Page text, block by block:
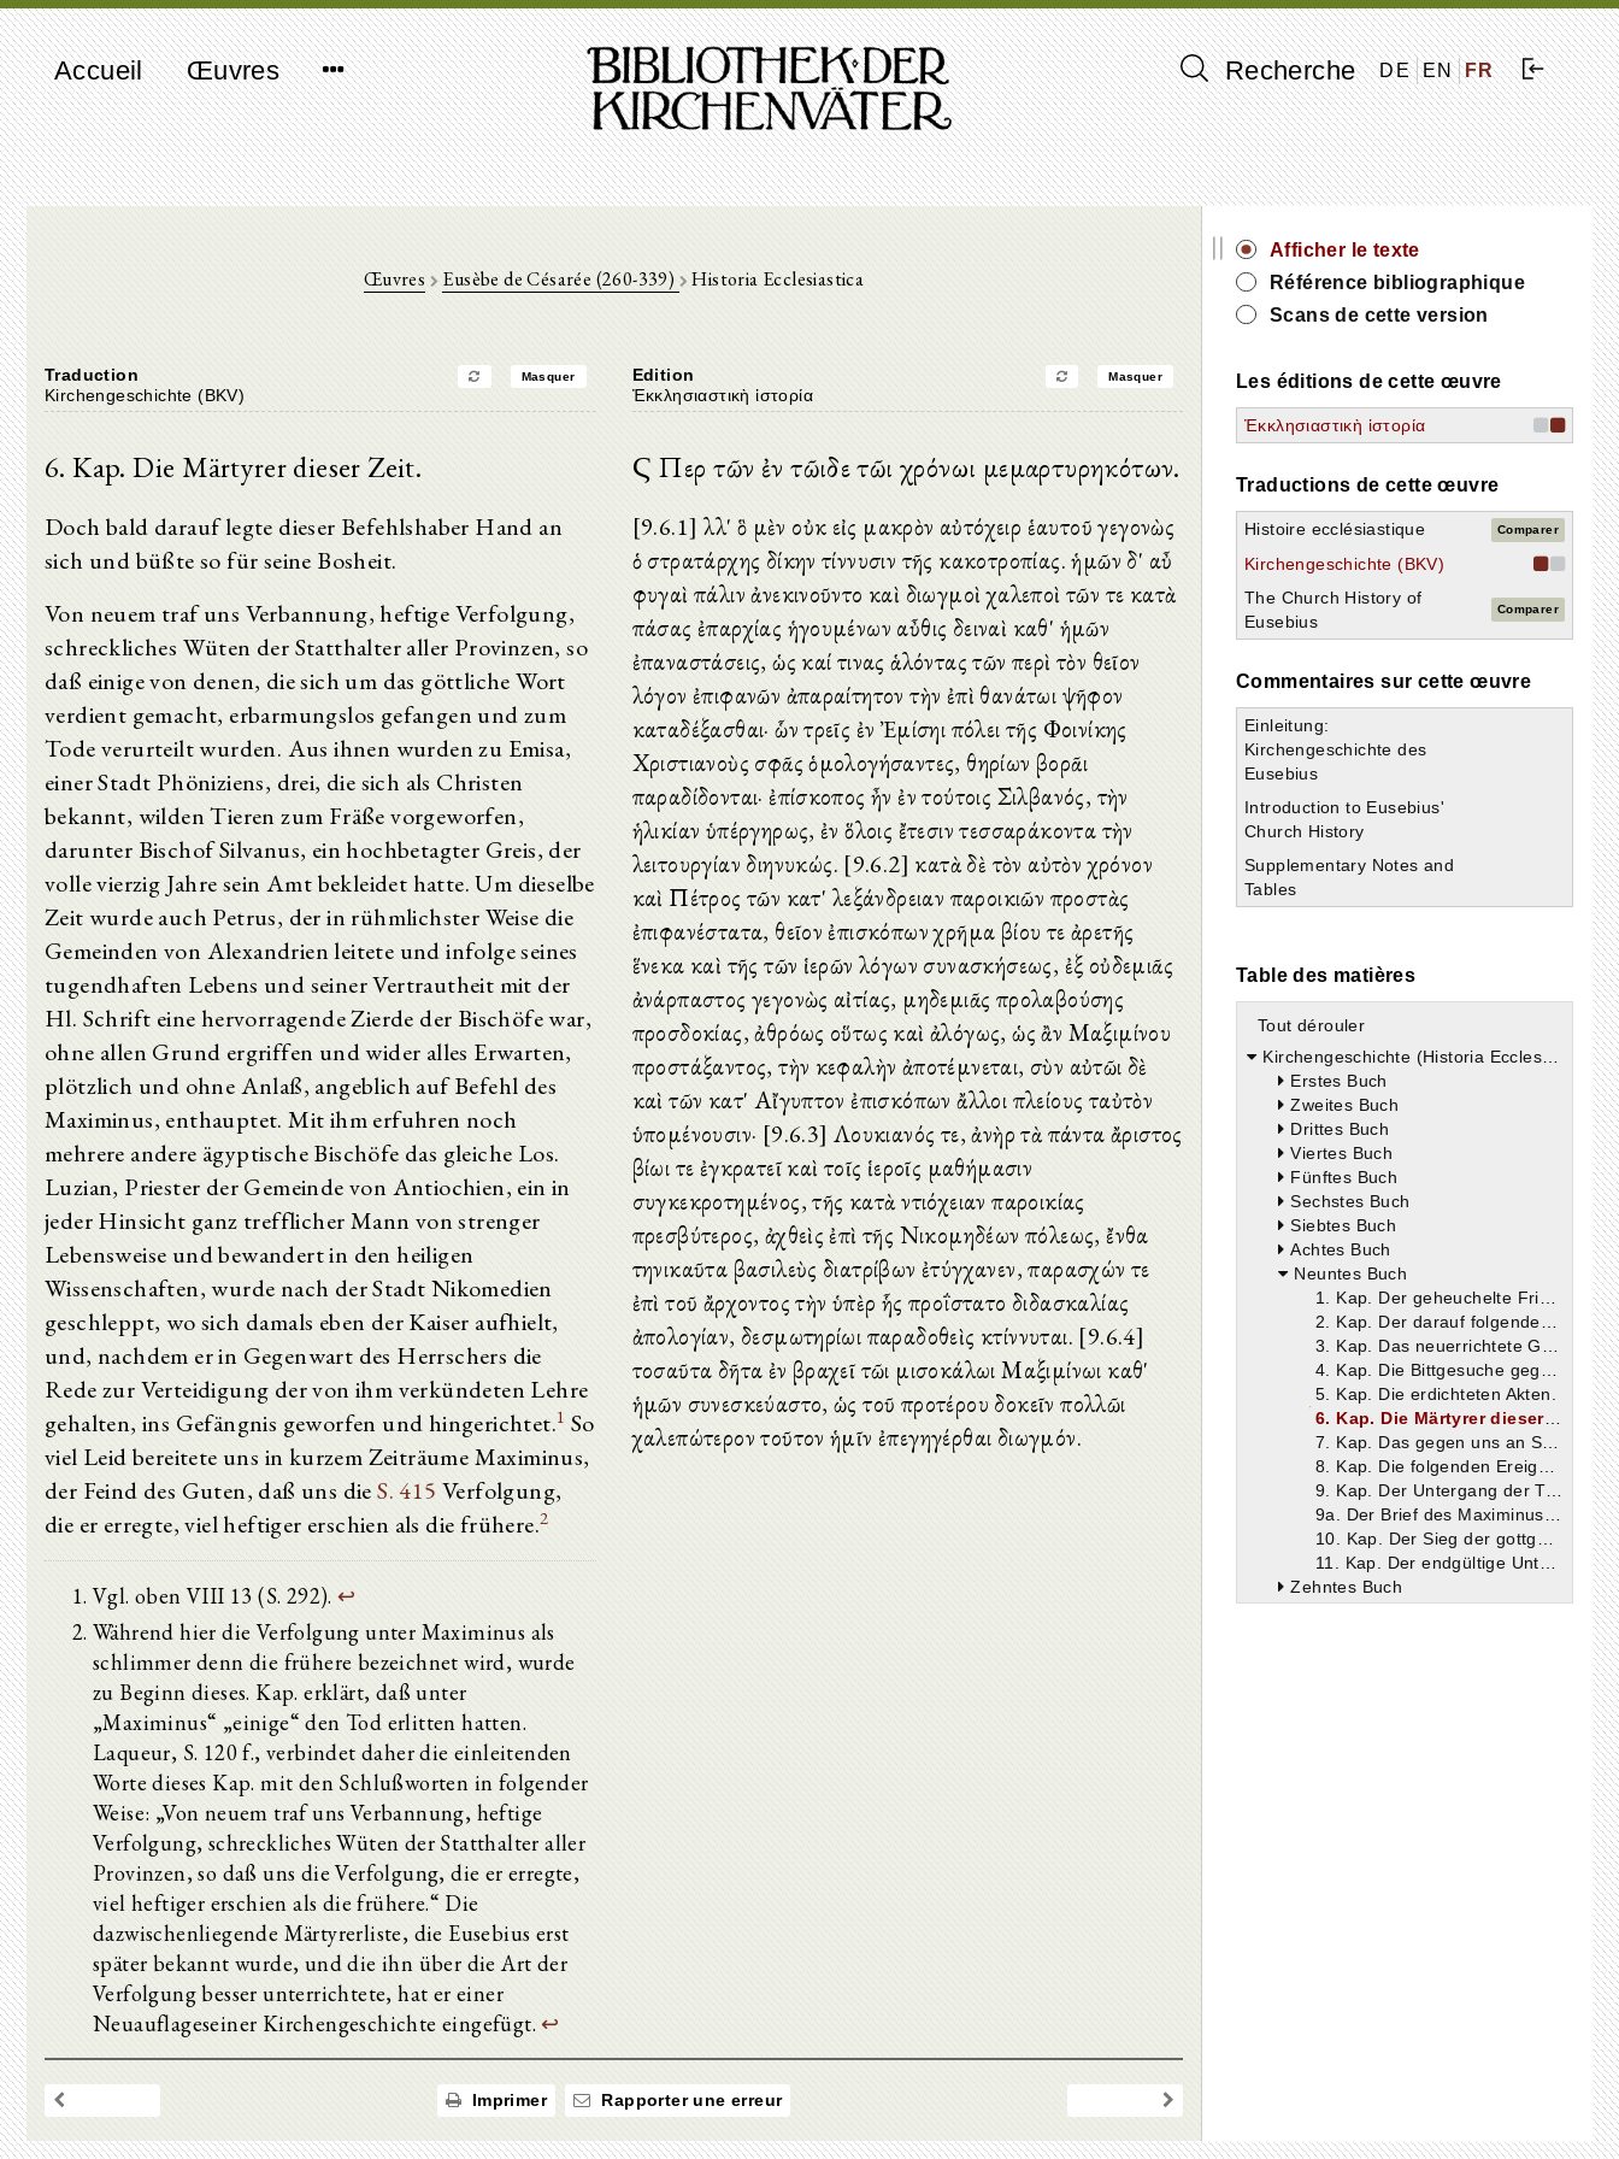
Accueil Œuvres Recherche DE EN FR
Œuvres Eusèbe de Césarée (260-339) Historia Ecclesiastica
Traduction Masquer
Kirchengeschichte (BKV)
6. Kap. Die Märtyrer dieser Zeit.
Doch bald darauf legte dieser Befehlshaber Hand an
sich und büßte so für seine Bosheit.
Von neuem traf uns Verbannung, heftige Verfolgung,
schreckliches Wüten der Statthalter aller Provinzen, so
daß einige von denen, die sich um das göttliche Wort
verdient gemacht, erbarmungslos gefangen und zum
Tode verurteilt wurden. Aus ihnen wurden zu Emisa,
einer Stadt Phöniziens, drei, die sich als Christen
bekannt, wilden Tieren zum Fräße vorgeworfen,
darunter Bischof Silvanus, ein hochbetagter Greis, der
volle vierzig Jahre sein Amt bekleidet hatte. Um dieselbe
Zeit wurde auch Petrus, der in rühmlichster Weise die
Gemeinden von Alexandrien leitete und infolge seines
tugendhaften Lebens und seiner Vertrautheit mit der
Hl. Schrift eine hervorragende Zierde der Bischöfe war,
ohne allen Grund ergriffen und wider alles Erwarten,
plötzlich und ohne Anlaß, angeblich auf Befehl des
Maximinus, enthauptet. Mit ihm erfuhren noch
mehrere andere ägyptische Bischöfe das gleiche Los.
Luzian, Priester der Gemeinde von Antiochien, ein in
jeder Hinsicht ganz trefflicher Mann von strenger
Lebensweise und bewandert in den heiligen
Wissenschaften, wurde nach der Stadt Nikomedien
geschleppt, wo sich damals eben der Kaiser aufhielt,
und, nachdem er in Gegenwart des Herrschers die
Rede zur Verteidigung der von ihm verkündeten Lehre
gehalten, ins Gefängnis geworfen und hingerichtet.1 So
viel Leid bereitete uns in kurzem Zeiträume Maximinus,
der Feind des Guten, daß uns dieS. 415 Verfolgung,
die er erregte, viel heftiger erschien als die frühere.2
Vgl. oben VIII 13 (S. 292).↩
Während hier die Verfolgung unter Maximinus als
schlimmer denn die frühere bezeichnet wird, wurde
zu Beginn dieses. Kap. erklärt, daß unter
„Maximinus“ „einige“ den Tod erlitten hatten.
Laqueur, S. 120 f., verbindet daher die einleitenden
Worte dieses Kap. mit den Schlußworten in folgender
Weise: „Von neuem traf uns Verbannung, heftige
Verfolgung, schreckliches Wüten der Statthalter aller
Provinzen, so daß uns die Verfolgung, die er erregte,
viel heftiger erschien als die frühere.“ Die
dazwischenliegende Märtyrerliste, die Eusebius erst
später bekannt wurde, und die ihn über die Art der
Verfolgung besser unterrichtete, hat er einer
Neuauflageseiner Kirchengeschichte eingefügt. ↩
Edition Masquer
Ἐκκλησιαστικὴ ἱστορία
Ϛ Περὶ τῶν ἐν τῶιδε τῶι χρόνωι μεμαρτυρηκότων.
[9.6.1] Ἀλλ' ὃ μὲν οὐκ εἰς μακρὸν αὐτόχειρ ἑαυτοῦ γεγονὼς
ὁ στρατάρχης δίκην τίννυσιν τῆς κακοτροπίας. ἡμῶν δ' αὖ
φυγαὶ πάλιν ἀνεκινοῦντο καὶ διωγμοὶ χαλεποὶ τῶν τε κατὰ
πάσας ἐπαρχίας ἡγουμένων αὖθις δειναὶ καθ' ἡμῶν
ἐπαναστάσεις, ὡς καί τινας ἁλόντας τῶν περὶ τὸν θεῖον
λόγον ἐπιφανῶν ἀπαραίτητον τὴν ἐπὶ θανάτωι ψῆφον
καταδέξασθαι· ὧν τρεῖς ἐν Ἐμίσηι πόλει τῆς Φοινίκης
Χριστιανοὺς σφᾶς ὁμολογήσαντες, θηρίων βορᾶι
παραδίδονται· ἐπίσκοπος ἦν ἐν τούτοις Σιλβανός, τὴν
ἡλικίαν ὑπέργηρως, ἐν ὅλοις ἔτεσιν τεσσαράκοντα τὴν
λειτουργίαν διηνυκώς. [9.6.2] κατὰ δὲ τὸν αὐτὸν χρόνον
καὶ Πέτρος τῶν κατ' Ἀλεξάνδρειαν παροικιῶν προστὰς
ἐπιφανέστατα, θεῖον ἐπισκόπων χρῆμα βίου τε ἀρετῆς
ἕνεκα καὶ τῆς τῶν ἱερῶν λόγων συνασκήσεως, ἐξ οὐδεμιᾶς
ἀνάρπαστος γεγονὼς αἰτίας, μηδεμιᾶς προλαβούσης
προσδοκίας, ἀθρόως οὕτως καὶ ἀλόγως, ὡς ἂν Μαξιμίνου
προστάξαντος, τὴν κεφαλὴν ἀποτέμνεται, σὺν αὐτῶι δὲ
καὶ τῶν κατ' Αἴγυπτον ἐπισκόπων ἄλλοι πλείους ταὐτὸν
ὑπομένουσιν· [9.6.3] Λουκιανός τε, ἀνὴρ τὰ πάντα ἄριστος
βίωι τε ἐγκρατεῖ καὶ τοῖς ἱεροῖς μαθήμασιν
συγκεκροτημένος, τῆς κατὰ Ἀντιόχειαν παροικίας
πρεσβύτερος, ἀχθεὶς ἐπὶ τῆς Νικομηδέων πόλεως, ἔνθα
τηνικαῦτα βασιλεὺς διατρίβων ἐτύγχανεν, παρασχών τε
ἐπὶ τοῦ ἄρχοντος τὴν ὑπὲρ ἧς προΐστατο διδασκαλίας
ἀπολογίαν, δεσμωτηρίωι παραδοθεὶς κτίννυται. [9.6.4]
τοσαῦτα δῆτα ἐν βραχεῖ τῶι μισοκάλωι Μαξιμίνωι καθ'
ἡμῶν συνεσκεύαστο, ὡς τοῦ προτέρου δοκεῖν πολλῶι
χαλεπώτερον τοῦτον ἡμῖν ἐπεγηγέρθαι διωγμόν.
Imprimer Rapporter une erreur
||
Afficher le texte
Référence bibliographique
Scans de cette version
Les éditions de cette œuvre
Ἐκκλησιαστικὴ ἱστορία
Traductions de cette œuvre
Histoire ecclésiastique Comparer
Kirchengeschichte (BKV)
The Church History of
Eusebius
Comparer
Commentaires sur cette œuvre
Einleitung:
Kirchengeschichte des
Eusebius
Introduction to Eusebius'
Church History
Supplementary Notes and
Tables
Table des matières
Tout dérouler
Kirchengeschichte (Historia Ecclesiastica)
Erstes Buch
Zweites Buch
Drittes Buch
Viertes Buch
Fünftes Buch
Sechstes Buch
Siebtes Buch
Achtes Buch
Neuntes Buch
5. Kap. Die erdichteten Akten.
6. Kap. Die Märtyrer dieser Zeit.
9. Kap. Der Untergang der Tyrannen; ihre letzten Worte vor dem Tode.
Zehntes Buch